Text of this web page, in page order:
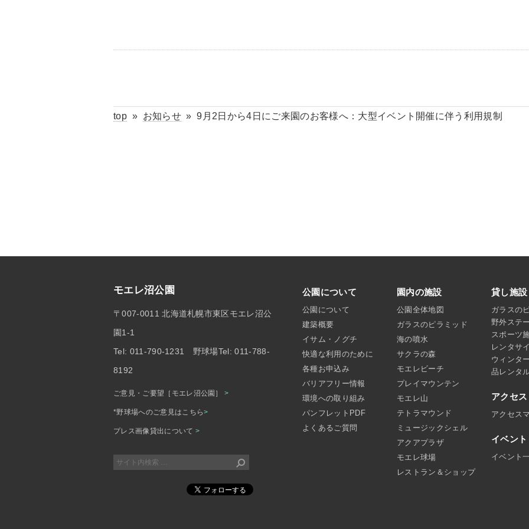
top» お知らせ»9月2日から4日にご来園のお客様へ：大型イベント開催に伴う利用規制
モエレ沼公園
〒007-0011 北海道札幌市東区モエレ沼公
園1-1
Tel: 011-790-1231 野球場Tel: 011-788-
8192
ご意見・ご要望［モエレ沼公園］>
*野球場へのご意見はこちら>
プレス画像貸出について >
公園について
公園について
建築概要
イサム・ノグチ
快適な利用のために
各種お申込み
バリアフリー情報
環境への取り組み
パンフレットPDF
よくあるご質問
園内の施設
公園全体地図
ガラスのピラミッド
海の噴水
サクラの森
モエレビーチ
プレイマウンテン
モエレ山
テトラマウンド
ミュージックシェル
アクアプラザ
モエレ球場
レストラン＆ショップ
貸し施設
ガラスの
野外ステ
スポーツ
レンタサ
ウィンタ
品レンタ
アクセス
アクセス
イベント
イベント